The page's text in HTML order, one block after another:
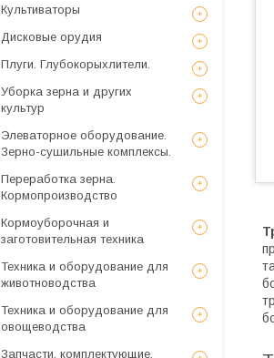
Культиваторы
Дисковые орудия
Плуги. Глубокорыхлители.
Уборка зерна и других
культур
Элеваторное оборудование.
Зерно-сушильные комплексы.
Переработка зерна.
Кормопроизводство
Кормоуборочная и
заготовительная техника
Техника и оборудование для
животноводства
Техника и оборудование для
овощеводства
Запчасти, комплектующие,